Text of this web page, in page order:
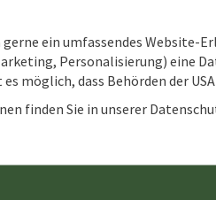
ein umfassendes Website-
Personalisierung) eine
möglich, dass Behörden der
finden Sie in unserer